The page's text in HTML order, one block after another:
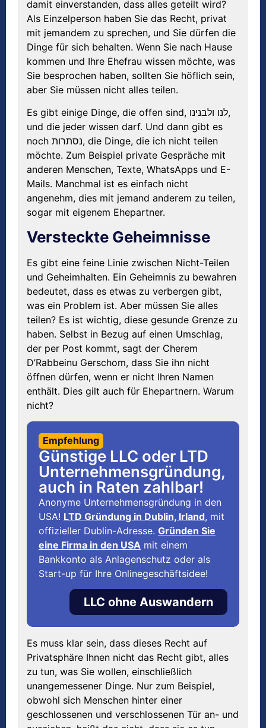
damit einverstanden, dass alles geteilt wird?
Als Einzelperson haben Sie das Recht, privat
mit jemandem zu sprechen, und Sie dürfen die
Dinge für sich behalten. Wenn Sie nach Hause
kommen und Ihre Ehefrau wissen möchte, was
Sie besprochen haben, sollten Sie höflich sein,
aber Sie müssen nicht alles teilen.
Es gibt einige Dinge, die offen sind, לנו ולבנינו,
und die jeder wissen darf. Und dann gibt es
noch נסתרות, die Dinge, die ich nicht teilen
möchte. Zum Beispiel private Gespräche mit
anderen Menschen, Texte, WhatsApps und E-
Mails. Manchmal ist es einfach nicht
angenehm, dies mit jemand anderem zu teilen,
sogar mit eigenem Ehepartner.
Versteckte Geheimnisse
Es gibt eine feine Linie zwischen Nicht-Teilen
und Geheimhalten. Ein Geheimnis zu bewahren
bedeutet, dass es etwas zu verbergen gibt,
was ein Problem ist. Aber müssen Sie alles
teilen? Es ist wichtig, diese gesunde Grenze zu
haben. Selbst in Bezug auf einen Umschlag,
der per Post kommt, sagt der Cherem
D’Rabbeinu Gerschom, dass Sie ihn nicht
öffnen dürfen, wenn er nicht Ihren Namen
enthält. Dies gilt auch für Ehepartnern. Warum
nicht?
Empfehlung
Günstige LLC oder LTD
Unternehmensgründung,
auch in Raten zahlbar!
Anonyme Unternehmensgründung in den
USA! LTD Gründung in Dublin, Irland, mit
offizieller Dublin-Adresse. Gründen Sie
eine Firma in den USA mit einem
Bankkonto als Anlagenschutz oder als
Start-up für Ihre Onlinegeschäftsidee!
LLC ohne Auswandern
Es muss klar sein, dass dieses Recht auf
Privatsphäre Ihnen nicht das Recht gibt, alles
zu tun, was Sie wollen, einschließlich
unangemessener Dinge. Nur zum Beispiel,
obwohl sich Menschen hinter einer
geschlossenen und verschlossenen Tür an- und